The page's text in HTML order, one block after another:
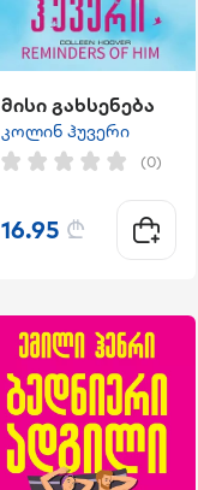
მისი გახსენება
კოლინ ჰუვერი
(0)
16.95 ₾